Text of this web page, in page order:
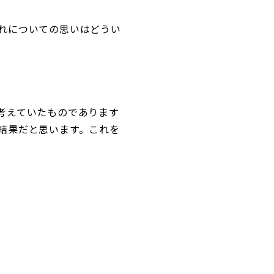
についての思いはどうい
えていたものであります
果だと思います。これを